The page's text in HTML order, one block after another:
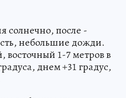
солнечно, после -
небольшие дожди.
восточный 1-7 метров в
днем +31 градус,